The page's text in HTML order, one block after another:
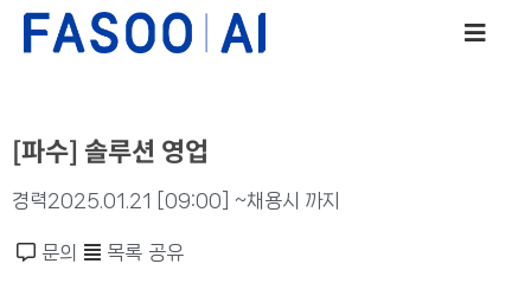
[파수] 솔루션 영업
경력2025.01.21 [09:00] ~채용시 까지
문의 목록 공유